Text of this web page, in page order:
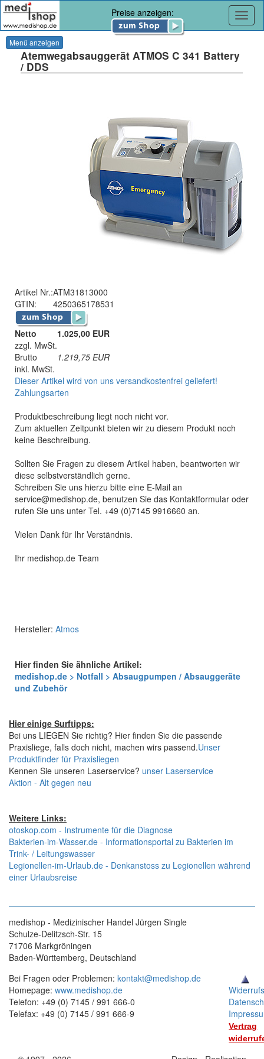
Preise anzeigen:
Menü anzeigen
Atemwegabsauggerät ATMOS C 341 Battery
/ DDS
Artikel Nr.:ATM31813000
GTIN:
4250365178531
Netto
1.025,00 EUR
zzgl. MwSt.
Brutto
1.219,75 EUR
inkl. MwSt.
Dieser Artikel wird von uns versandkostenfrei geliefert!
Zahlungsarten
Produktbeschreibung liegt noch nicht vor.
Zum aktuellen Zeitpunkt bieten wir zu diesem Produkt noch
keine Beschreibung.
Sollten Sie Fragen zu diesem Artikel haben, beantworten wir
diese selbstverständlich gerne.
Schreiben Sie uns hierzu bitte eine E-Mail an
service@medishop.de, benutzen Sie das Kontaktformular oder
rufen Sie uns unter Tel. +49 (0)7145 9916660 an.
Vielen Dank für Ihr Verständnis.
Ihr medishop.de Team
Hersteller: Atmos
Hier finden Sie ähnliche Artikel:
medishop.de > Notfall > Absaugpumpen / Absauggeräte
und Zubehör
Hier einige Surftipps:
Bei uns LIEGEN Sie richtig? Hier finden Sie die passende
Praxisliege, falls doch nicht, machen wirs passend.Unser
Produktfinder für Praxisliegen
Kennen Sie unseren Laserservice? unser Laserservice
Aktion - Alt gegen neu
Weitere Links:
otoskop.com - Instrumente für die Diagnose
Bakterien-im-Wasser.de - Informationsportal zu Bakterien im
Trink- / Leitungswasser
Legionellen-im-Urlaub.de - Denkanstoss zu Legionellen während
einer Urlaubsreise
medishop - Medizinischer Handel Jürgen Single
Schulze-Delitzsch-Str. 15
71706 Markgröningen
Baden-Württemberg, Deutschland
Bei Fragen oder Problemen: kontakt@medishop.de
Homepage: www.medishop.de
Telefon: +49 (0) 7145 / 991 666-0
Telefax: +49 (0) 7145 / 991 666-9
Vertrag